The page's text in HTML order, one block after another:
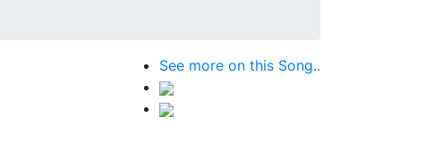
See more on this Song..